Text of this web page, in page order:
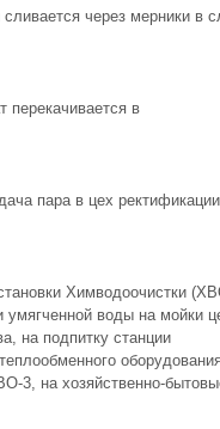
через мерники в
перекачивается в
пара в цех
Химводоочистки
воды на мойки
на подпитку станции
3, на хозяйственно-